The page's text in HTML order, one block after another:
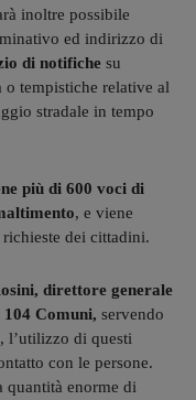
inoltre possibile
ed indirizzo di
di notifiche su
tempistiche relative al
stradale in tempo
più di 600 voci di
, e viene
dei cittadini.
direttore generale
Comuni, servendo
l’utilizzo di questi
con le persone.
quantità enorme di